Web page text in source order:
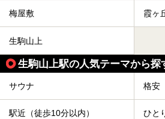
梅屋敷 霞ヶ
生駒山上
生駒山上駅の人気テーマから探
サウナ 格安
駅近（徒歩10分以内） ひと